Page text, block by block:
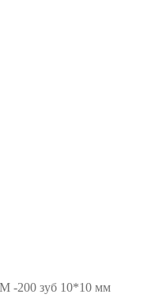
-200 зуб 10*10 мм